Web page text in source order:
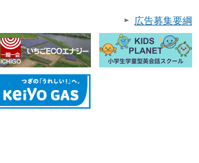
広告募集要綱